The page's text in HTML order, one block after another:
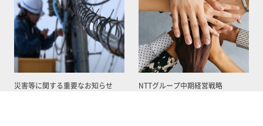
災害等に関する重要なお知らせ NTTグループ中期経営戦略